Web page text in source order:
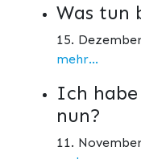
Was tun
15.
mehr...
Ich
nun?
11.